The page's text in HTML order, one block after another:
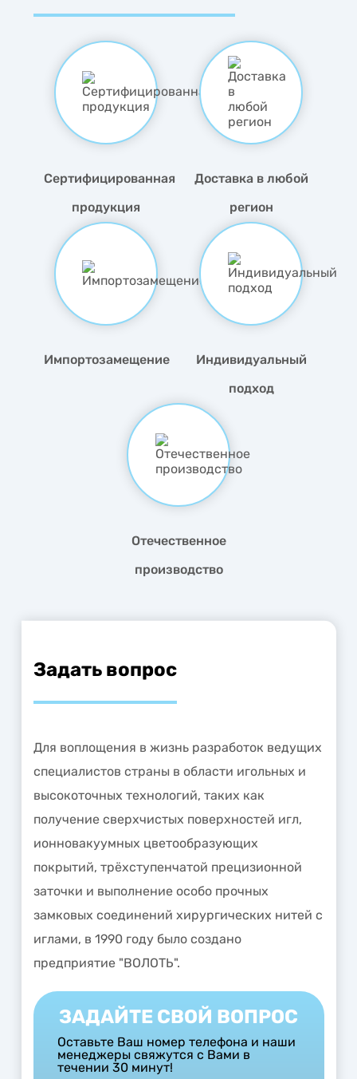
Сертифицированная
продукция
Доставка в любой
регион
Импортозамещение
Индивидуальный
подход
Отечественное
производство
Задать вопрос
Для воплощения в жизнь разработок ведущих
специалистов страны в области игольных и
высокоточных технологий, таких как
получение сверхчистых поверхностей игл,
ионновакуумных цветообразующих
покрытий, трёхступенчатой прецизионной
заточки и выполнение особо прочных
замковых соединений хирургических нитей с
иглами, в 1990 году было создано
предприятие "ВОЛОТЬ".
ЗАДАЙТЕ СВОЙ ВОПРОС
Оставьте Ваш номер телефона и наши
менеджеры свяжутся с Вами в
течении 30 минут!